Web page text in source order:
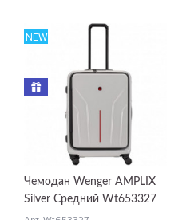
Чемодан Wenger AMPLIX
Silver Средний Wt653327
NEW